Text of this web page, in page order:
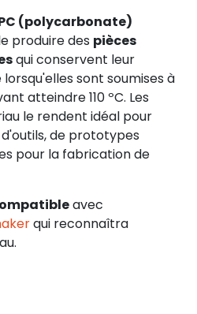
(polycarbonate)
produire des pièces
qui conservent leur
sont soumises à
atteindre 110 ºC. Les
le rendent idéal pour
de prototypes
pour la fabrication de
avec
qui reconnaîtra